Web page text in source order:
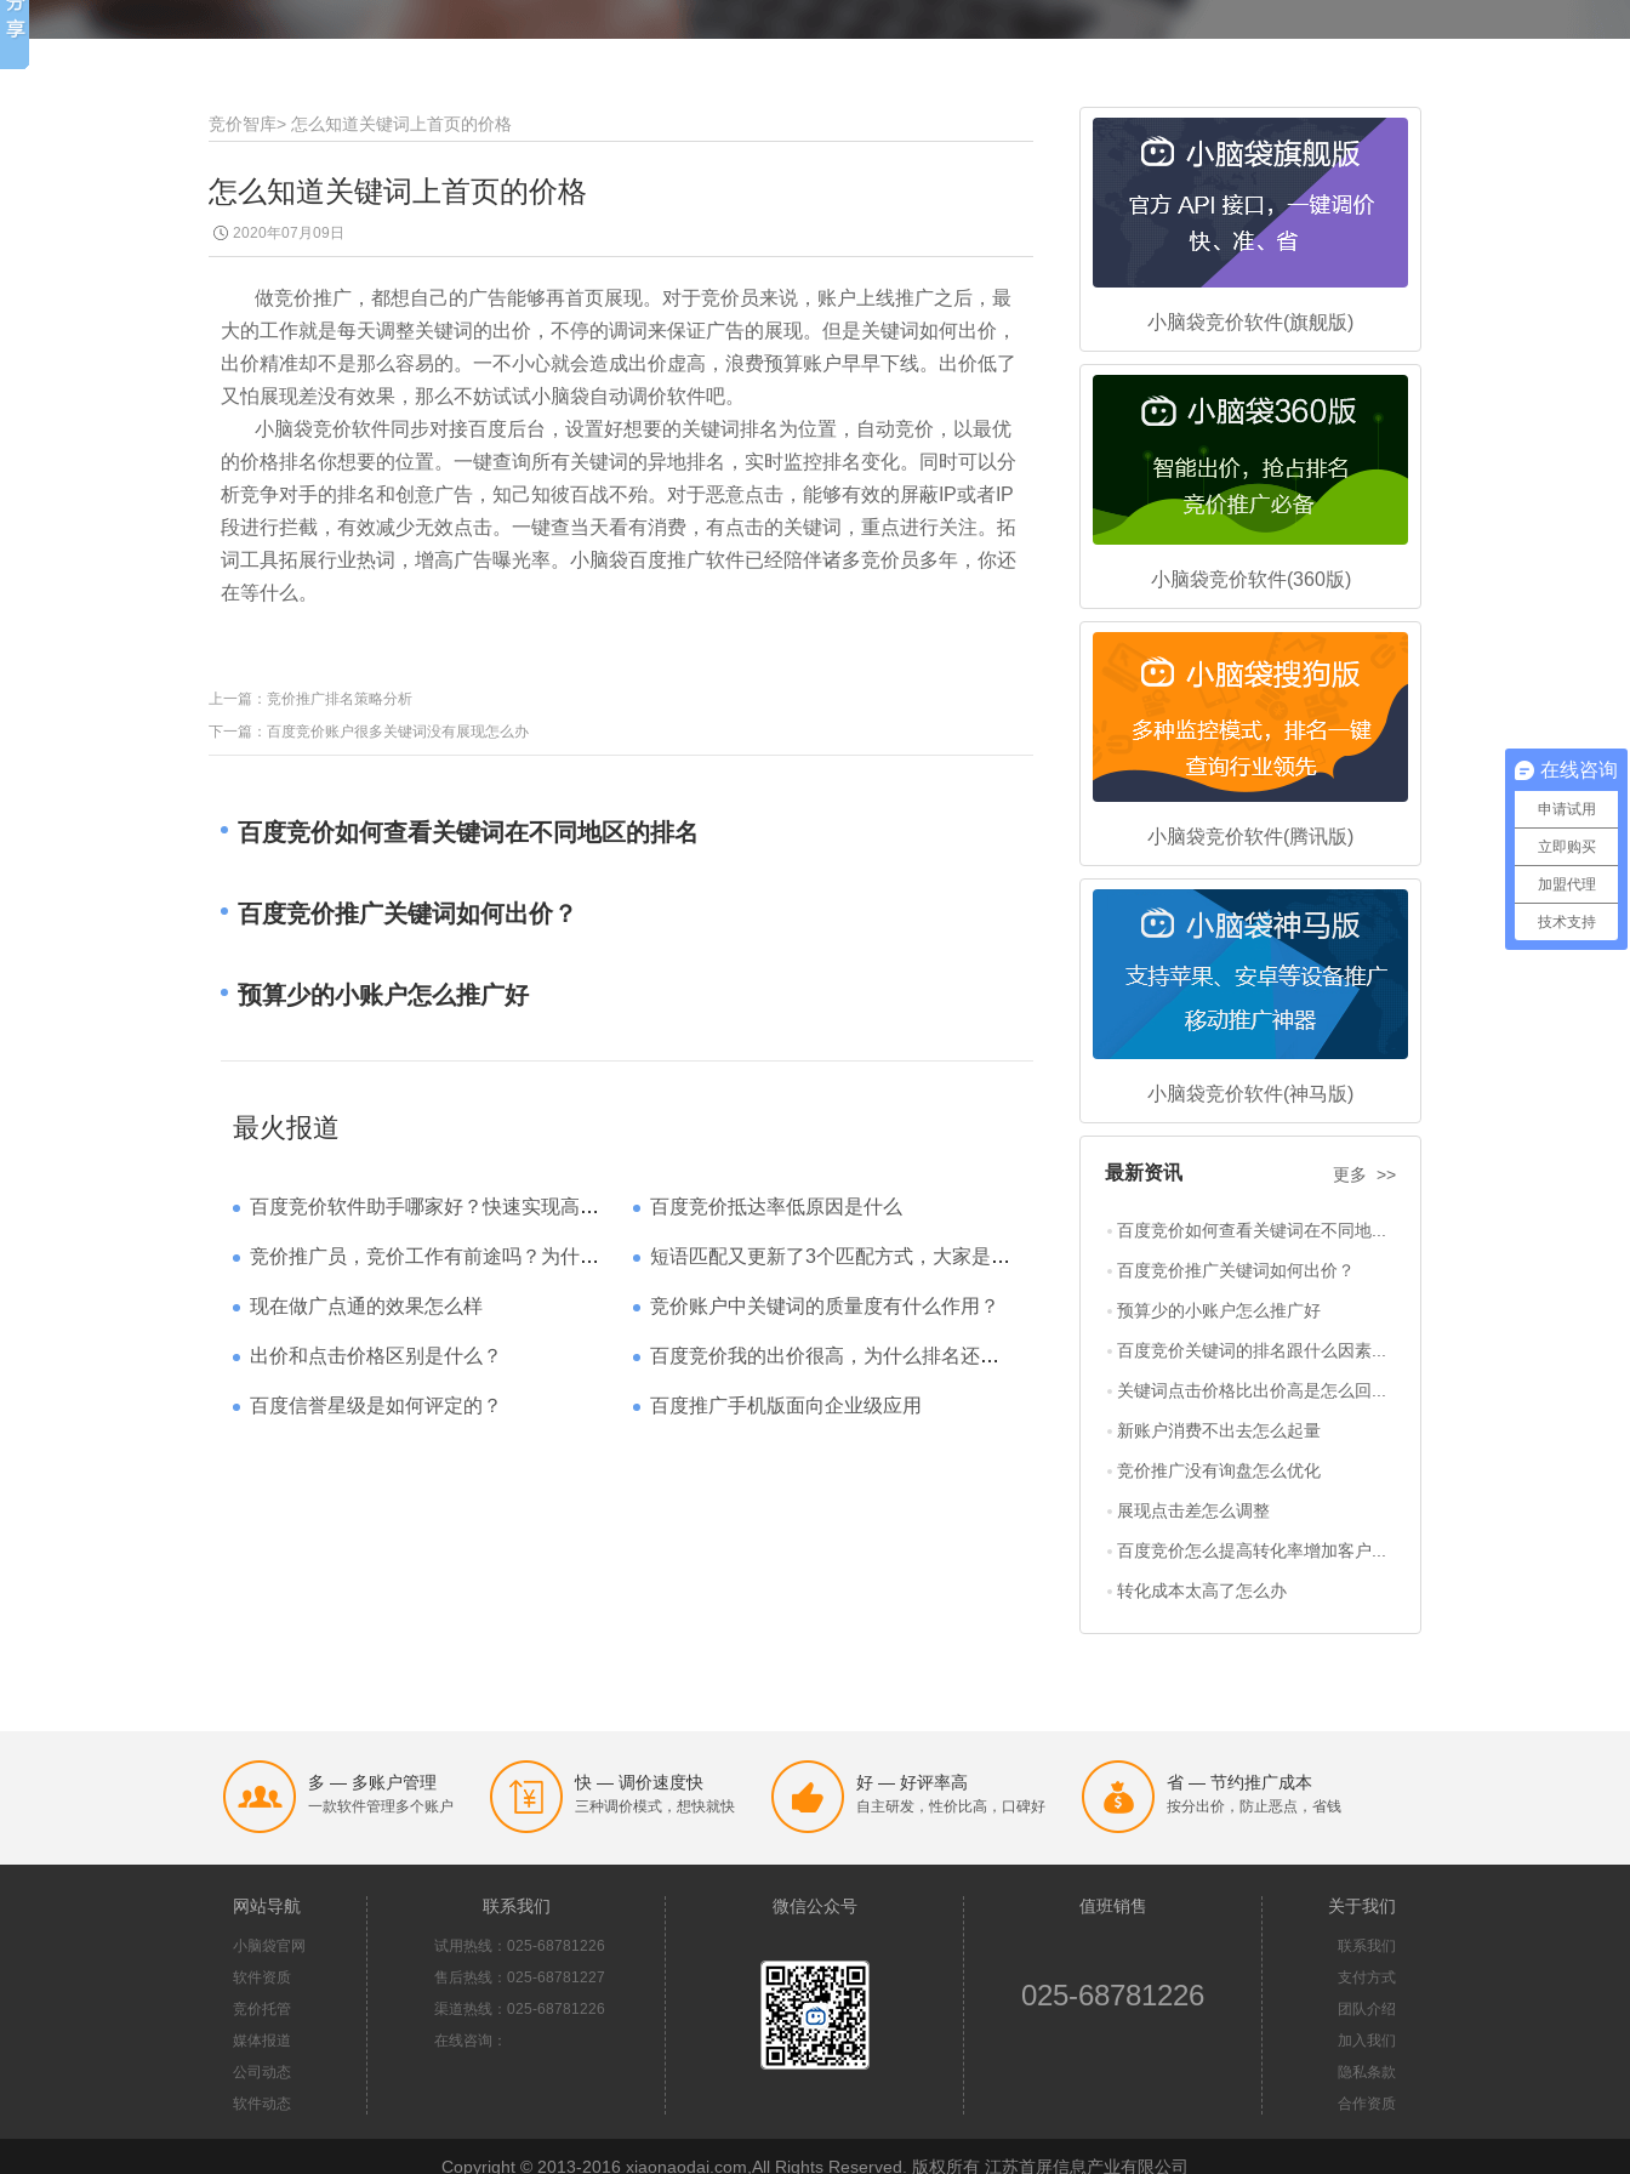
小脑袋竞价软件(旗舰版)
小脑袋竞价软件(360版)
小脑袋竞价软件(腾讯版)
小脑袋竞价软件(神马版)
最新资讯 更多 >>
百度竞价如何查看关键词在不同地...
百度竞价推广关键词如何出价？
预算少的小账户怎么推广好
百度竞价关键词的排名跟什么因素...
关键词点击价格比出价高是怎么回...
新账户消费不出去怎么起量
竞价推广没有询盘怎么优化
展现点击差怎么调整
百度竞价怎么提高转化率增加客户...
转化成本太高了怎么办
竞价智库> 怎么知道关键词上首页的价格
怎么知道关键词上首页的价格
2020年07月09日
做竞价推广，都想自己的广告能够再首页展现。对于竞价员来说，账户上线推广之后，最
大的工作就是每天调整关键词的出价，不停的调词来保证广告的展现。但是关键词如何出价，
出价精准却不是那么容易的。一不小心就会造成出价虚高，浪费预算账户早早下线。出价低了
又怕展现差没有效果，那么不妨试试小脑袋自动调价软件吧。
小脑袋竞价软件同步对接百度后台，设置好想要的关键词排名为位置，自动竞价，以最优
的价格排名你想要的位置。一键查询所有关键词的异地排名，实时监控排名变化。同时可以分
析竞争对手的排名和创意广告，知己知彼百战不殆。对于恶意点击，能够有效的屏蔽IP或者IP
段进行拦截，有效减少无效点击。一键查当天看有消费，有点击的关键词，重点进行关注。拓
词工具拓展行业热词，增高广告曝光率。小脑袋百度推广软件已经陪伴诸多竞价员多年，你还
在等什么。
上一篇： 竞价推广排名策略分析
下一篇： 百度竞价账户很多关键词没有展现怎么办
百度竞价如何查看关键词在不同地区的排名
百度竞价推广关键词如何出价？
预算少的小账户怎么推广好
最火报道
百度竞价软件助手哪家好？快速实现高回报哪家强？ 百度竞价抵达率低原因是什么
竞价推广员，竞价工作有前途吗？为什么待遇那么高 短语匹配又更新了3个匹配方式，大家是如何理解的
现在做广点通的效果怎么样 竞价账户中关键词的质量度有什么作用？
出价和点击价格区别是什么？ 百度竞价我的出价很高，为什么排名还是靠后
百度信誉星级是如何评定的？ 百度推广手机版面向企业级应用
多 — 多账户管理
一款软件管理多个账户
快 — 调价速度快
三种调价模式，想快就快
好 — 好评率高
自主研发，性价比高，口碑好
省 — 节约推广成本
按分出价，防止恶点，省钱
网站导航
小脑袋官网
软件资质
竞价托管
媒体报道
公司动态
软件动态
联系我们
试用热线：025-68781226
售后热线：025-68781227
渠道热线：025-68781226
在线咨询：
微信公众号 值班销售
025-68781226
关于我们
联系我们
支付方式
团队介绍
加入我们
隐私条款
合作资质
Copyright © 2013-2016 xiaonaodai.com,All Rights Reserved. 版权所有 江苏首屏信息产业有限公司
在线咨询
申请试用
立即购买
加盟代理
技术支持